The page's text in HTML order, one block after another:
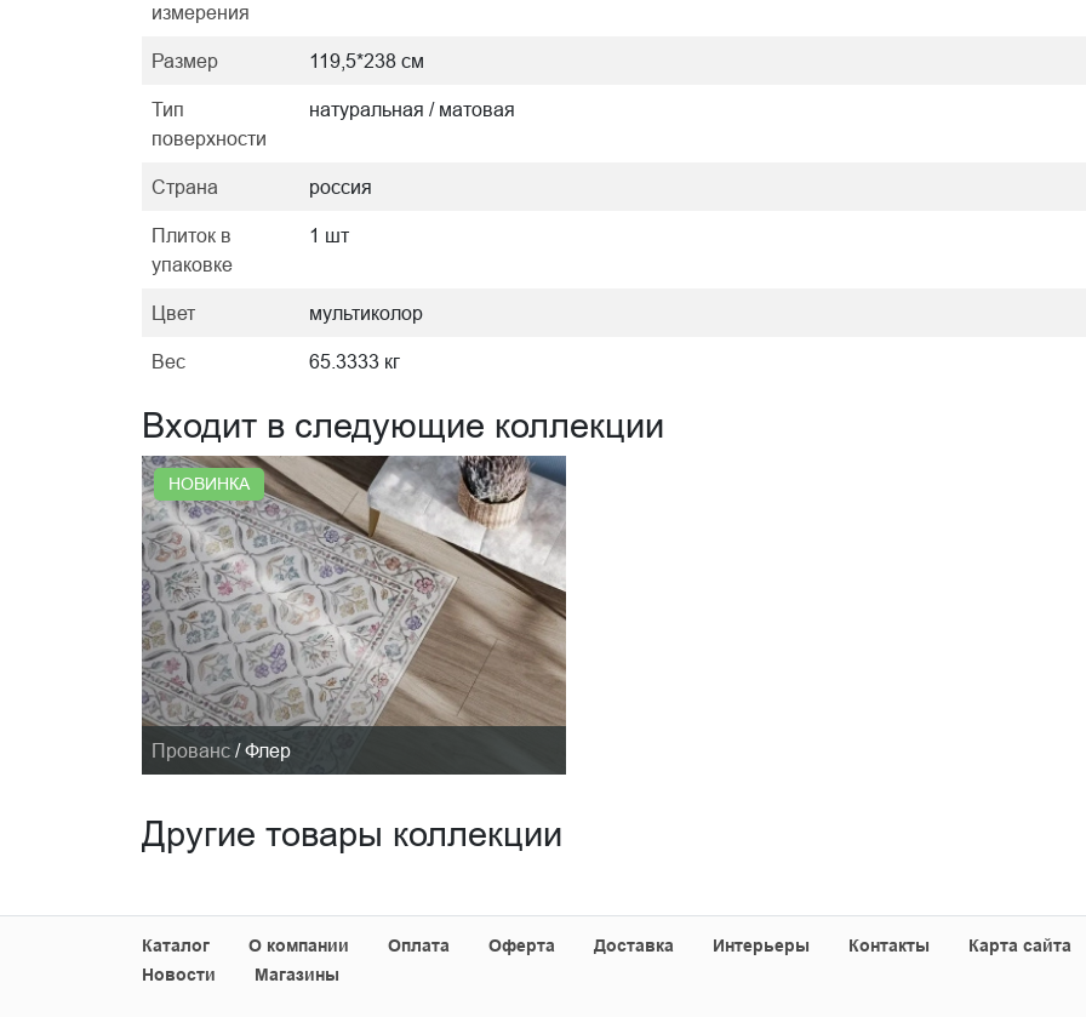
измерения
Размер 119,5*238 см
Тип
поверхности
натуральная / матовая
Страна россия
Плиток в
упаковке
1 шт
Цвет мультиколор
Вес 65.3333 кг
Входит в следующие коллекции
НОВИНКА
Прованс / Флер
Другие товары коллекции
Каталог О компании Оплата Оферта Доставка Интерьеры Контакты
Карта сайта
Новости
Магазины